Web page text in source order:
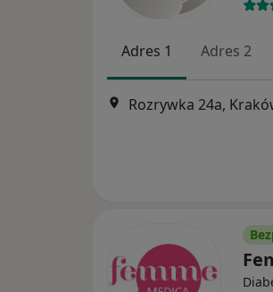
Adres 1 Adres 2
Rozrywka 24a,